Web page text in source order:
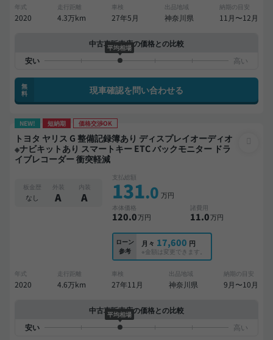
年式
2020
走行距離
4.3万km
車検
27年5月
出品地域
神奈川県
納期の目安
11月〜12月
中古車販売店の価格との比較
平均相場
無
料
現車確認を問い合わせる
NEW! 短納期 価格交渉OK
トヨタ ヤリス G 整備記録簿あり ディスプレイオーディオ
※ナビキットあり スマートキー ETC バックモニター ドラ
イブレコーダー 衝突軽減
板金歴
なし
外装
A
内装
A
支払総額
131.0 万円
本体価格
120.0万円
諸費用
11.0万円
ローン
参考
月々 17,600 円
※金額は変更できます。
年式
2020
走行距離
4.6万km
車検
27年11月
出品地域
神奈川県
納期の目安
9月〜10月
中古車販売店の価格との比較
平均相場